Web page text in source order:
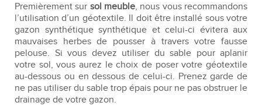
Premièrement sur sol meuble, nous vous recommandons
l’utilisation d’un géotextile. Il doit être installé sous votre
gazon synthétique synthétique et celui-ci évitera aux
mauvaises herbes de pousser à travers votre fausse
pelouse. Si vous devez utiliser du sable pour aplanir
votre sol, vous aurez le choix de poser votre géotextile
au-dessous ou en dessous de celui-ci. Prenez garde de
ne pas utiliser du sable trop épais pour ne pas obstruer le
drainage de votre gazon.